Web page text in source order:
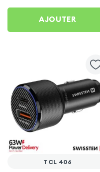
AJOUTER
TCL 406